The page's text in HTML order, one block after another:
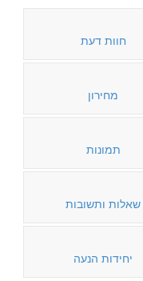
חוות דעת
מחירון
תמונות
שאלות ותשובות
יחידות הנעה